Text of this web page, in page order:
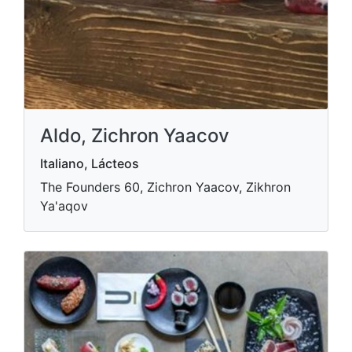
Aldo, Zichron Yaacov
Italiano, Lácteos
The Founders 60, Zichron Yaacov, Zikhron
Ya'aqov